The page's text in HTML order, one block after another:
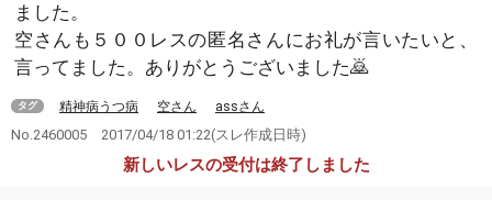
ました。
空さんも５００レスの匿名さんにお礼が言いたいと、
言ってました。ありがとうございました🙇
タグ 精神病うつ病 空さん assさん
No.2460005 2017/04/18 01:22(スレ作成日時)
新しいレスの受付は終了しました